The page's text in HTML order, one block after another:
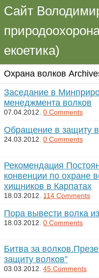
Сайт
екоетика)
Охрана волков
Заседание в
менеджмента волков
07.04.2012. 0 Comments
Обращение в защиту
24.03.2012. 0 Comments
Рекомендация
конвенции по охране
хищников в Карпатах
18.03.2012. 114 Comments
Пора вывести волка
18.03.2012. 0 Comments
Битва за
защиту волков”
03.03.2012. 45 Comments